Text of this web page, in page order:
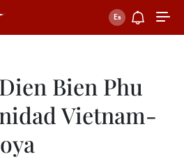
Bien Phu
Vietnam-